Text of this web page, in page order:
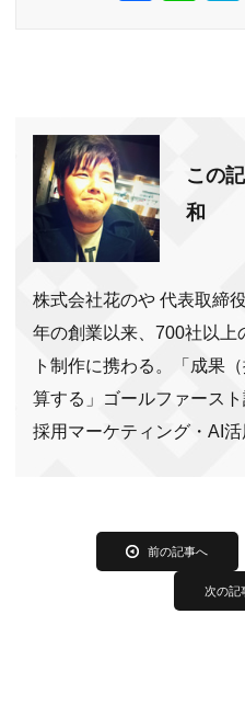
この
和
株式会社花のや 代表取締
年の創業以来、700社以上
ト制作に携わる。「成果
算する」ゴールファース
採用マーケティング・AI活
前の記事へ
次の記